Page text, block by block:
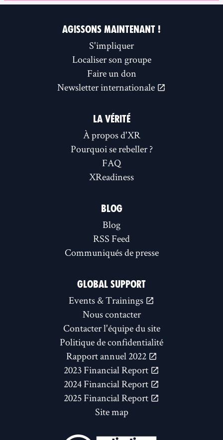
AGISSONS MAINTENANT !
S'impliquer
Localiser son groupe
Faire un don
Newsletter internationale
LA VÉRITÉ
À propos d'XR
Pourquoi se rebeller ?
FAQ
XReadiness
BLOG
Blog
RSS Feed
Communiqués de presse
GLOBAL SUPPORT
Events & Trainings
Nous contacter
Contacter l'équipe du site
Politique de confidentialité
Rapport annuel 2022
2023 Financial Report
2024 Financial Report
2025 Financial Report
Site map